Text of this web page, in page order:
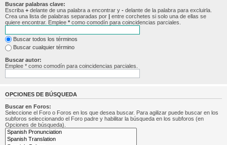
Buscar palabras clave:
Escriba + delante de una palabra a encontrar y - delante de la palabra para excluirla.
Crea una lista de palabras separadas por | entre corchetes si solo una de ellas se
quiere encontrar. Emplee * como comodín para coincidencias parciales.
Buscar todos los términos
Buscar cualquier término
Buscar autor:
Emplee * como comodín para coincidencias parciales.
OPCIONES DE BÚSQUEDA
Buscar en Foros:
Seleccione el Foro o Foros en los que desea buscar. Para agilizar puede buscar en los
subforos seleccionando el Foro padre y habilitar la búsqueda en los subforos (en
Opciones de búsqueda).